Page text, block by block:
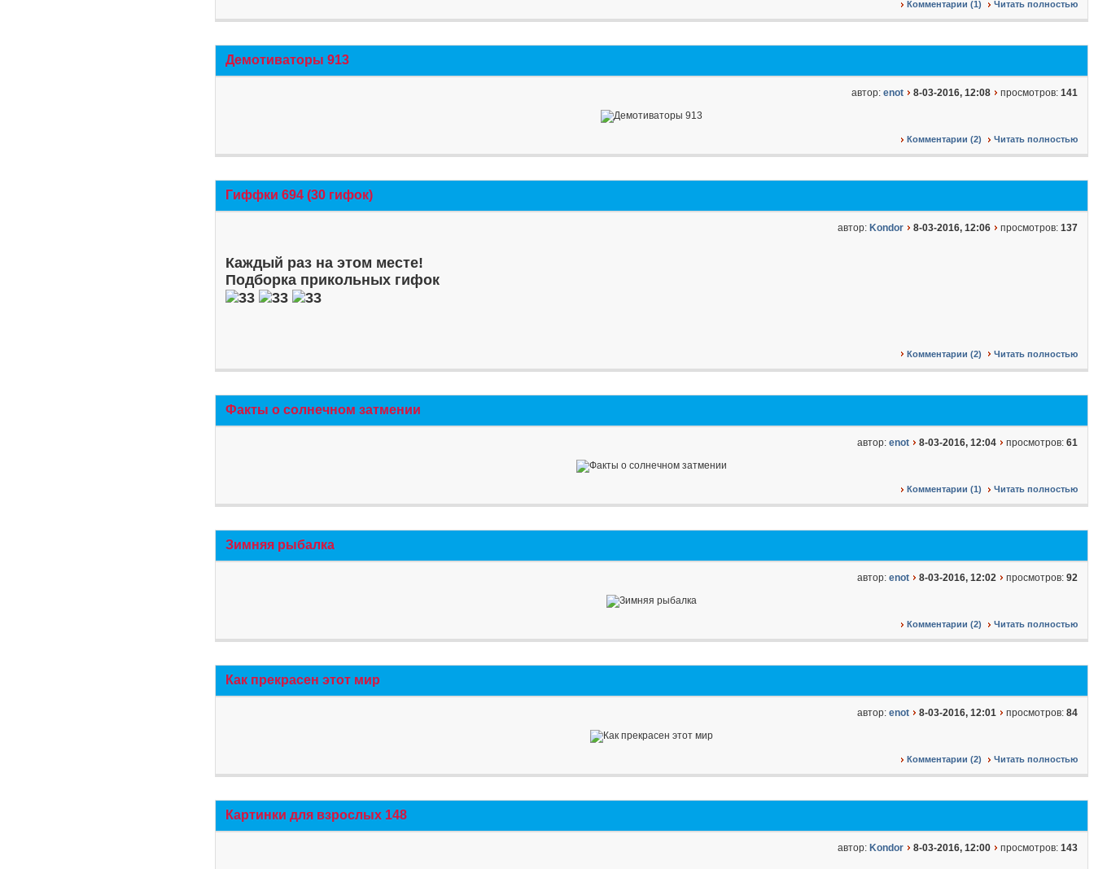
Комментарии (1) Читать полностью
Демотиваторы 913
автор: enot 8-03-2016, 12:08 просмотров: 141
Комментарии (2) Читать полностью
Гиффки 694 (30 гифок)
автор: Kondor 8-03-2016, 12:06 просмотров: 137
Каждый раз на этом месте!
Подборка прикольных гифок
Комментарии (2) Читать полностью
Факты о солнечном затмении
автор: enot 8-03-2016, 12:04 просмотров: 61
Комментарии (1) Читать полностью
Зимняя рыбалка
автор: enot 8-03-2016, 12:02 просмотров: 92
Комментарии (2) Читать полностью
Как прекрасен этот мир
автор: enot 8-03-2016, 12:01 просмотров: 84
Комментарии (2) Читать полностью
Картинки для взрослых 148
автор: Kondor 8-03-2016, 12:00 просмотров: 143